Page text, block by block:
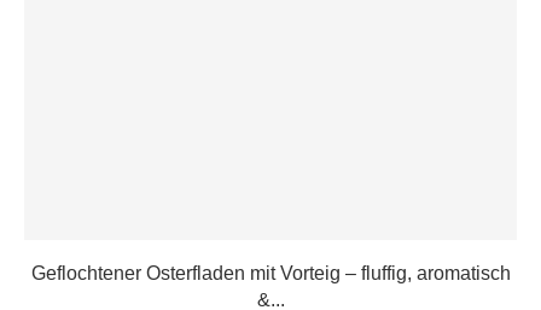
Geflochtener Osterfladen mit Vorteig – fluffig, aromatisch
&...